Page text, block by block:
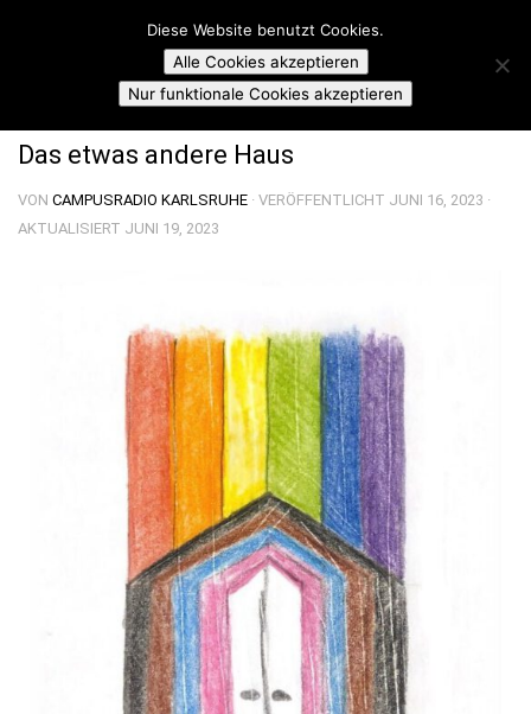
Skip to content
Campusradio Karlsruhe
LIVE-STUNDE
Das etwas andere Haus
VON CAMPUSRADIO KARLSRUHE · VERÖFFENTLICHT JUNI 16, 2023 ·
AKTUALISIERT JUNI 19, 2023
Diese Website benutzt Cookies.
Alle Cookies akzeptieren
Nur funktionale Cookies akzeptieren